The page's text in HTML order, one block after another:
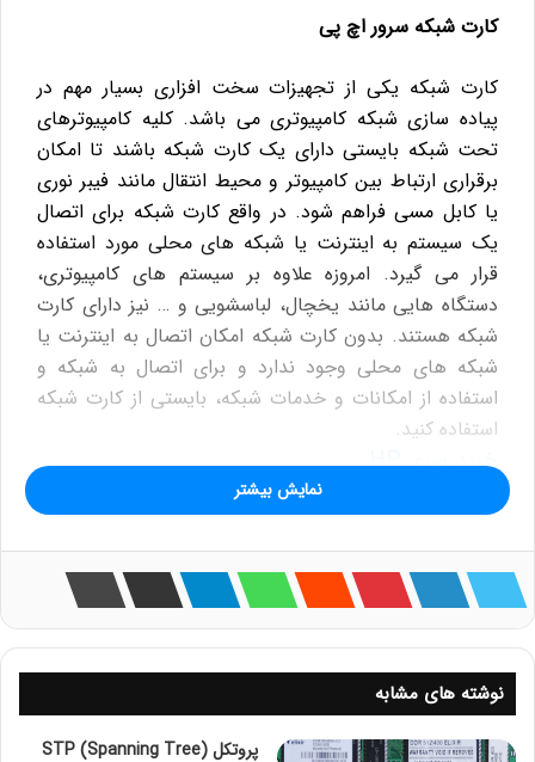
کارت شبکه سرور اچ پی
کارت شبکه یکی از تجهیزات سخت افزاری بسیار مهم در
پیاده سازی شبکه کامپیوتری می باشد. کلیه کامپیوترهای
تحت شبکه بایستی دارای یک کارت شبکه باشند تا امکان
برقراری ارتباط بین کامپیوتر و محیط انتقال مانند فیبر نوری
یا کابل مسی فراهم شود. در واقع کارت شبکه برای اتصال
یک سیستم به اینترنت یا شبکه های محلی مورد استفاده
قرار می گیرد. امروزه علاوه بر سیستم های کامپیوتری،
دستگاه هایی مانند یخچال، لباسشویی و … نیز دارای کارت
شبکه هستند. بدون کارت شبکه امکان اتصال به اینترنت یا
شبکه های محلی وجود ندارد و برای اتصال به شبکه و
استفاده از امکانات و خدمات شبکه، بایستی از کارت شبکه
استفاده کنید.
خريد سرور HP
کارت شبکه با نام های Network Adapter، Network Card
و NIC نیز شناخته می شود.
کارت شبکه سرور اچ پی نیز در مدل های گوناگون و با
کاربردهای مختلف توسط شرکت بزرگ HP طراحی و تولید
شده اند که در ادامه آن ها را بررسی می کنیم.
کارت شبکه سرور اچ پی Onboard
نمایش بیشتر
نوشته های مشابه
پروتکل STP (Spanning Tree)